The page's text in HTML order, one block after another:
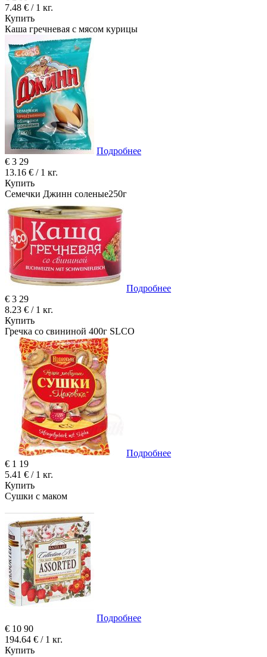
7.48 € / 1 кг.
Купить
Каша гречневая с мясом курицы
Подробнее
€ 3 29
13.16 € / 1 кг.
Купить
Семечки Джинн соленые250г
Подробнее
€ 3 29
8.23 € / 1 кг.
Купить
Гречка со свининой 400г SLCO
Подробнее
€ 1 19
5.41 € / 1 кг.
Купить
Сушки с маком
Подробнее
€ 10 90
194.64 € / 1 кг.
Купить